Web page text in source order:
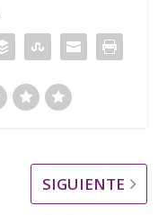
SIGUIENTE